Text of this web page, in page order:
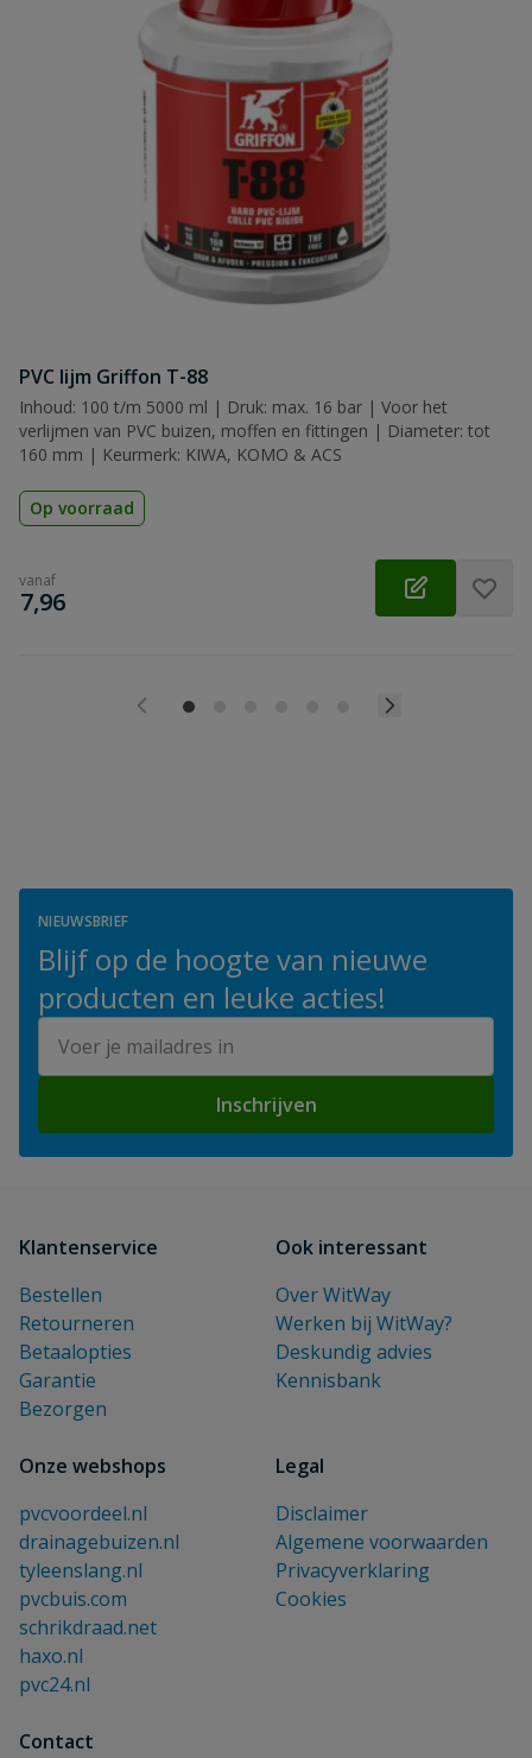
PVC lijm Griffon T-88
Inhoud: 100 t/m 5000 ml | Druk: max. 16 bar | Voor het
verlijmen van PVC buizen, moffen en fittingen | Diameter: tot
160 mm | Keurmerk: KIWA, KOMO & ACS
Op voorraad
vanaf
€
7,96
NIEUWSBRIEF
Blijf op de hoogte van nieuwe
producten en leuke acties!
Inschrijven
Klantenservice
Bestellen
Retourneren
Betaalopties
Garantie
Bezorgen
Ook interessant
Over WitWay
Werken bij WitWay?
Deskundig advies
Kennisbank
Onze webshops
pvcvoordeel.nl
drainagebuizen.nl
tyleenslang.nl
pvcbuis.com
schrikdraad.net
haxo.nl
pvc24.nl
Legal
Disclaimer
Algemene voorwaarden
Privacyverklaring
Cookies
Contact